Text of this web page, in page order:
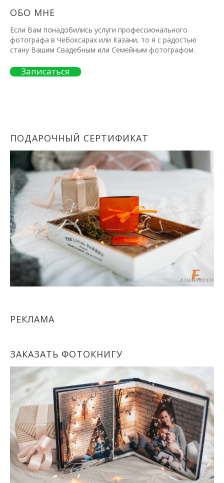
ОБО МНЕ
Если Вам понадобились услуги профессионального
фотографа в Чебоксарах или Казани, то я с радостью
стану Вашим Свадебным или Семейным фотографом.
Записаться
ПОДАРОЧНЫЙ СЕРТИФИКАТ
РЕКЛАМА
ЗАКАЗАТЬ ФОТОКНИГУ